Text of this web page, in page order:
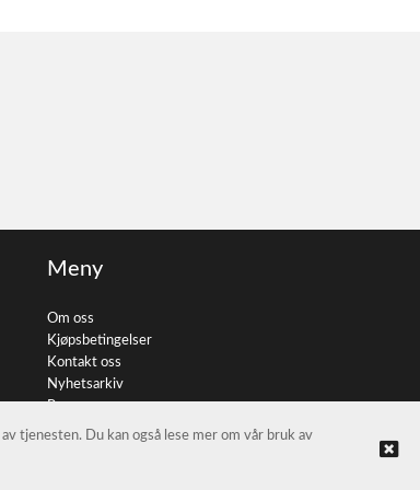
Meny
Om oss
Kjøpsbetingelser
Kontakt oss
Nyhetsarkiv
Personvern
tjenesten. Du kan også lese mer om vår bruk av